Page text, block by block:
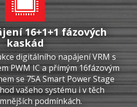
16+1+1 fázových
kaskád
digitálního napájení VRM s
PWM IC a přímým 16fázovým
se 75A Smart Power Stage
vašeho systému i v těch
podmínkách.